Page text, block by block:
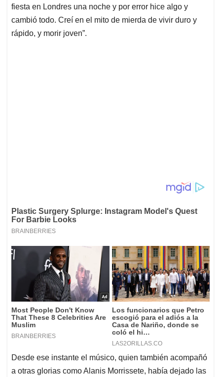
fiesta en Londres una noche y por error hice algo y
cambió todo. Creí en el mito de mierda de vivir duro y
rápido, y morir joven”.
Desde ese instante el músico, quien también acompañó
a otras glorias como Alanis Morrissete, había dejado las